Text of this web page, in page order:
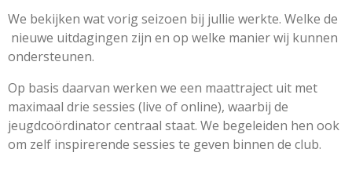
We bekijken wat vorig seizoen bij jullie werkte. Welke de
nieuwe uitdagingen zijn en op welke manier wij kunnen
ondersteunen.
Op basis daarvan werken we een maattraject uit met
maximaal drie sessies (live of online), waarbij de
jeugdcoördinator centraal staat. We begeleiden hen ook
om zelf inspirerende sessies te geven binnen de club.